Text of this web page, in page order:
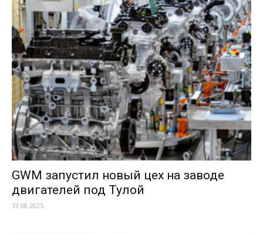
GWM запустил новый цех на заводе
двигателей под Тулой
13.08.2025